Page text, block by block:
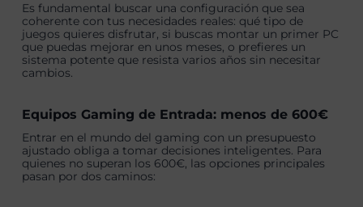
Es fundamental buscar una configuración que sea
coherente con tus necesidades reales: qué tipo de
juegos quieres disfrutar, si buscas montar un primer PC
que puedas mejorar en unos meses, o prefieres un
sistema potente que resista varios años sin necesitar
cambios.
Equipos Gaming de Entrada: menos de 600€
Entrar en el mundo del gaming con un presupuesto
ajustado obliga a tomar decisiones inteligentes. Para
quienes no superan los 600€, las opciones principales
pasan por dos caminos: